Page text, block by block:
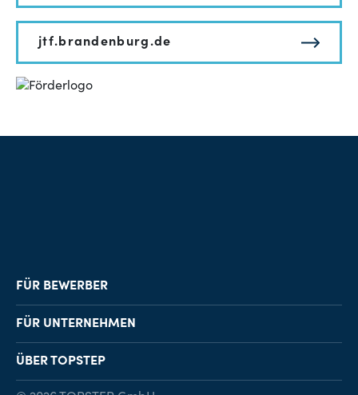
jtf.brandenburg.de
FÜR BEWERBER
Job-Finder
Karriereberatung
FÜR UNTERNEHMEN
Personalvermittlung
Personalsuche
ÜBER TOPSTEP